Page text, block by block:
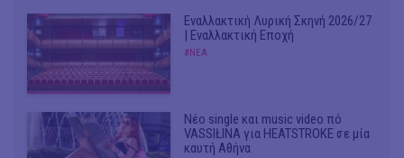
Εναλλακτική Λυρική Σκηνή 2026/27
| Εναλλακτική Εποχή
#ΝΕΑ
Νέο single και music video πό
VASSIŁINA για HEATSTROKE σε μία
καυτή Αθήνα